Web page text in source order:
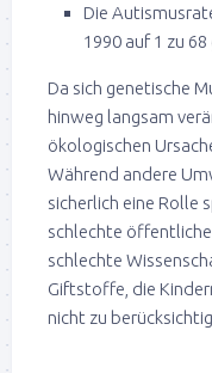
Die
1990 auf 1 zu
Da sich genetische
hinweg langsam
ökologischen
Während andere
sicherlich eine Rolle
schlechte
schlechte
Giftstoffe, die
nicht zu